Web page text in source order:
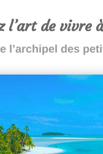
l’art de vivre
l’archipel des